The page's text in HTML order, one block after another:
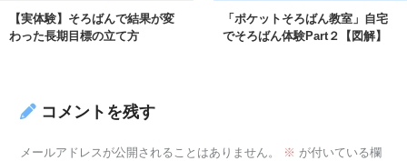
【実体験】そろばんで結果が変
わった長期目標の立て方
「ポケットそろばん教室」自宅
でそろばん体験Part２【図解】
コメントを残す
メールアドレスが公開されることはありません。 ※ が付いている欄